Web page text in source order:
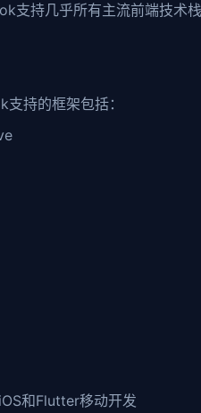
支持几乎所有主流前端技术
持的框架包括：
和Flutter移动开发